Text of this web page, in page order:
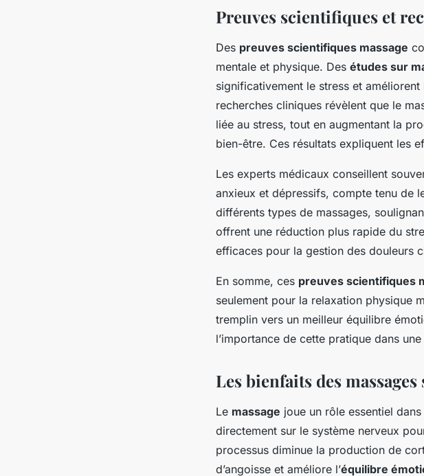
Preuves scientifiques et
Des preuves scientifiques massage
mentale et physique. Des études sur
significativement le stress et
recherches cliniques révèlent que le
liée au stress, tout en augmentant la
bien-être. Ces résultats expliquent les
Les experts médicaux conseillent
anxieux et dépressifs, compte tenu de
différents types de massages,
offrent une réduction plus rapide du
efficaces pour la gestion des douleurs
En somme, ces preuves scientifiques
seulement pour la relaxation physique
tremplin vers un meilleur équilibre
l’importance de cette pratique dans
Les bienfaits des
Le massage joue un rôle essentiel
directement sur le système nerveux
processus diminue la production de
d’angoisse et améliore l’équilibre